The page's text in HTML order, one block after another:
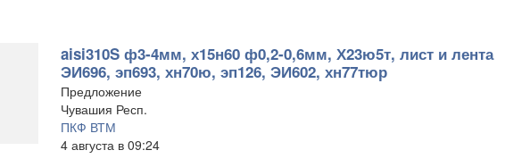
aisi310S ф3-4мм, х15н60 ф0,2-0,6мм, Х23ю5т, лист и лента
ЭИ696, эп693, хн70ю, эп126, ЭИ602, хн77тюр
Предложение
Чувашия Респ.
ПКФ ВТМ
4 августа в 09:24